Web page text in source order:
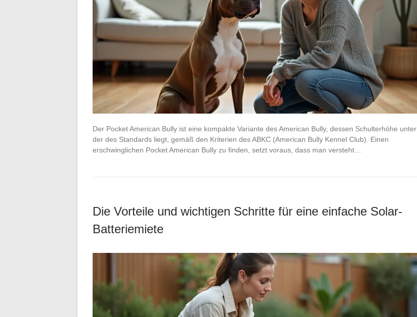
Der Pocket American Bully ist eine kompakte Variante des American Bully, dessen Schulterhöhe unter
der des Standards liegt, gemäß den Kriterien des ABKC (American Bully Kennel Club). Einen
erschwinglichen Pocket American Bully zu finden, setzt voraus, dass man versteht…
Die Vorteile und wichtigen Schritte für eine einfache Solar-
Batteriemiete